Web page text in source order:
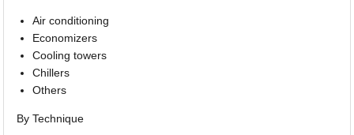
Air conditioning
Economizers
Cooling towers
Chillers
Others
By Technique